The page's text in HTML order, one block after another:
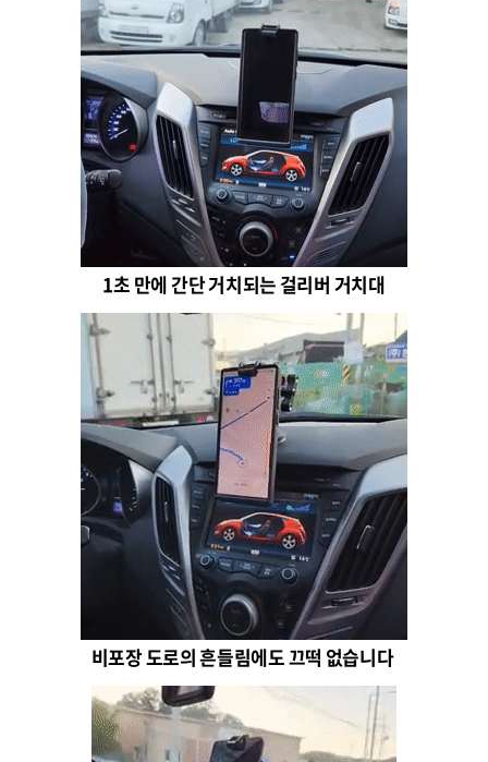
1초 만에 간단 거치되는 걸리버 거치대
비포장 도로의 흔들림에도 끄떡 없습니다